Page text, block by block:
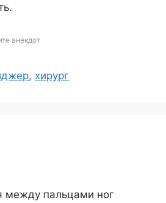
анекдот
, хирург
между пальцами ног